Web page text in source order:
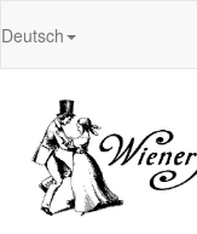
Deutsch